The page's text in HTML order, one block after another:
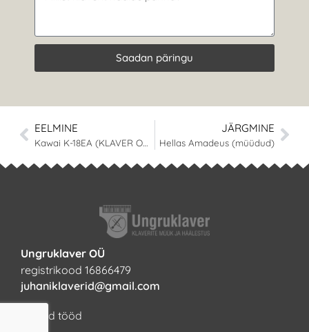
Saadan päringu
EELMINE
Kawai K-18EA (KLAVER ON MÜÜDUD)
JÄRGMINE
Hellas Amadeus (müüdud)
Ungruklaver OÜ
registrikood 16866479
juhaniklaverid@gmail.com
Tehtud tööd